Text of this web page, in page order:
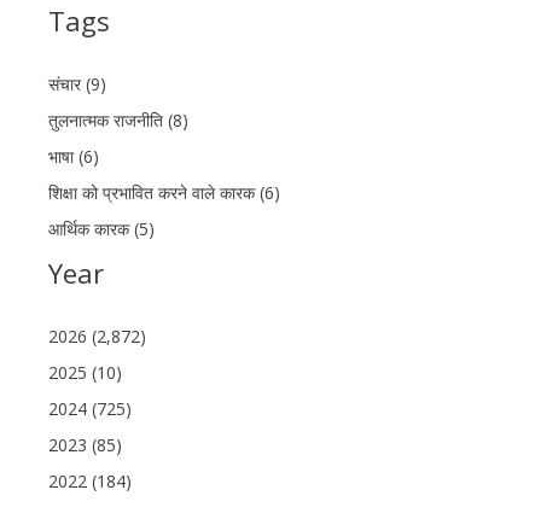
Tags
संचार (9)
तुलनात्मक राजनीति (8)
भाषा (6)
शिक्षा को प्रभावित करने वाले कारक (6)
आर्थिक कारक (5)
Year
2026 (2,872)
2025 (10)
2024 (725)
2023 (85)
2022 (184)